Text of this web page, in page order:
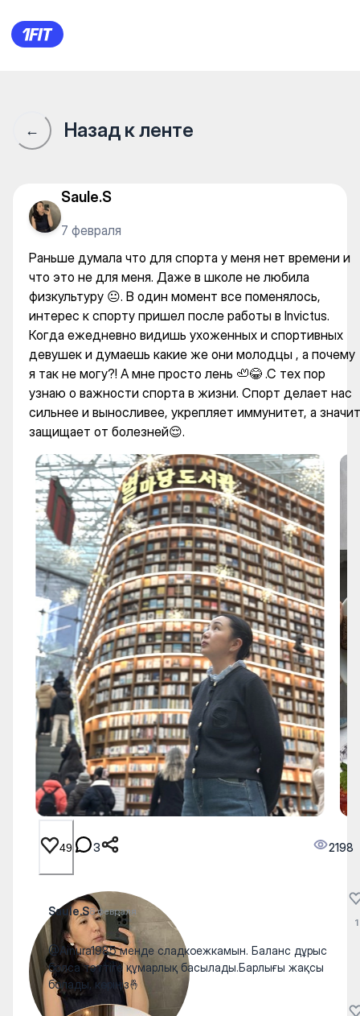
Раньше думала что для
← Назад к ленте
Saule.S
7 февраля
Раньше думала что для спорта у меня нет времени и
что это не для меня. Даже в школе не любила
физкультуру 😐. В один момент все поменялось,
интерес к спорту пришел после работы в Invictus.
Когда ежедневно видишь ухоженных и спортивных
девушек и думаешь какие же они молодцы , а почему
я так не могу?! А мне просто лень 🦥😂 .С тех пор
узнаю о важности спорта в жизни. Спорт делает нас
сильнее и выносливее, укрепляет иммунитет, а значит
защищает от болезней😌.
49 3 2198
Saule.S8 февраля
@Ainura1985 менде сладкоежкамын. Баланс дұрыс
болса тәттіге құмарлық басылады.Барлығы жақсы
болады, көріңіз🤞
1